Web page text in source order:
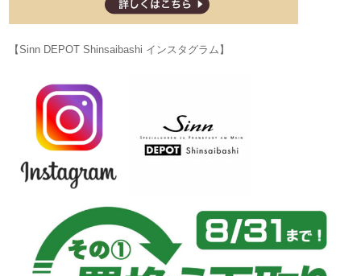
【Sinn DEPOT Shinsaibashi インスタグラム】